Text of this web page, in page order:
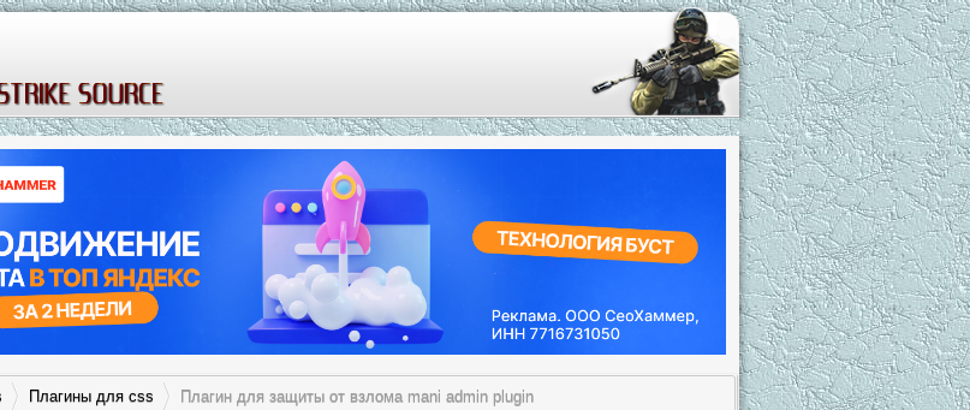
Плагины для css Плагин для защиты от взлома mani admin plugin